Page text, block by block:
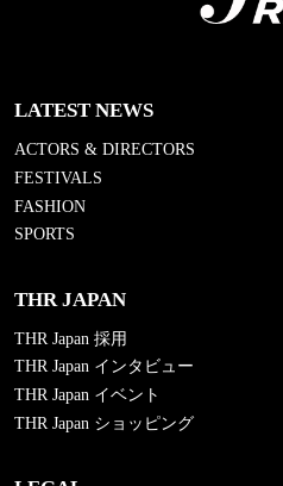
LATEST NEWS
ACTORS & DIRECTORS
FESTIVALS
FASHION
SPORTS
THR JAPAN
THR Japan 採用
THR Japan インタビュー
THR Japan イベント
THR Japan ショッピング